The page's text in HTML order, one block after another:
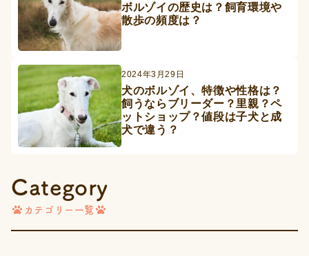
ボルゾイの歴史は？飼育環境や
散歩の頻度は？
2024年3月29日
犬のボルゾイ、特徴や性格は？
飼うならブリーダー？里親？ペ
ットショップ？値段は子犬と成
犬で違う？
Category
カテゴリー一覧